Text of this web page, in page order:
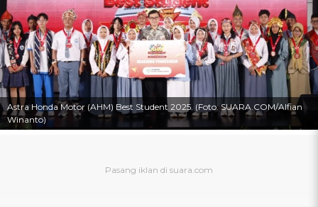
Astra Honda Motor (AHM) Best Student 2025. (Foto: SUARA.COM/Alfian
Winanto)